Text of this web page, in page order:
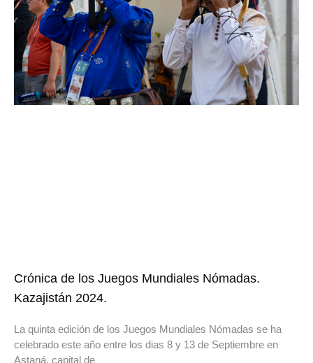
Crónica de los Juegos Mundiales Nómadas.
Kazajistán 2024.
La quinta edición de los Juegos Mundiales Nómadas se ha
celebrado este año entre los dias 8 y 13 de Septiembre en
Astaná, capital de